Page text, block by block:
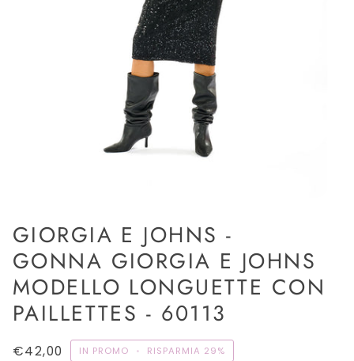
GIORGIA E JOHNS -
GONNA GIORGIA E JOHNS
MODELLO LONGUETTE CON
PAILLETTES - 60113
€42,00 IN PROMO • RISPARMIA 29%